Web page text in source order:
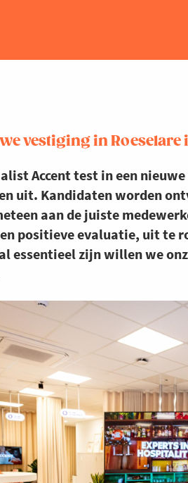
vestiging in
Accent test in een
uit. Kandidaten worden
aan de juiste
positieve evaluatie, uit te
essentieel zijn willen we